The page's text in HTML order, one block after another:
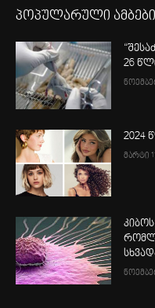
პოპულარული ამბები
26
2024
მარტი